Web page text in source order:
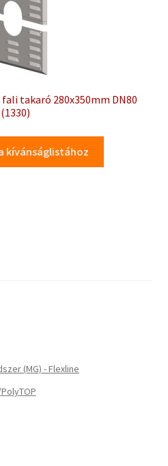
fali takaró 280x350mm DN80
(1330)
kívánságlistához
(MG) - Flexline